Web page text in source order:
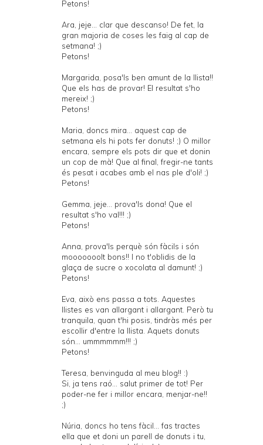
Petons!
Ara, jeje... clar que descanso! De fet, la
gran majoria de coses les faig al cap de
setmana! ;)
Petons!
Margarida, posa'ls ben amunt de la llista!!
Que els has de provar! El resultat s'ho
mereix! ;)
Petons!
Maria, doncs mira... aquest cap de
setmana els hi pots fer donuts! ;) O millor
encara, sempre els pots dir que et donin
un cop de mà! Que al final, fregir-ne tants
és pesat i acabes amb el nas ple d'oli! ;)
Petons!
Gemma, jeje... prova'ls dona! Que el
resultat s'ho val!!! ;)
Petons!
Anna, prova'ls perquè són fàcils i són
mooooooolt bons!! I no t'oblidis de la
glaça de sucre o xocolata al damunt! ;)
Petons!
Eva, això ens passa a tots. Aquestes
llistes es van allargant i allargant. Però tu
tranquila, quan t'hi posis, tindràs més per
escollir d'entre la llista. Aquets donuts
són... ummmmmm!!! ;)
Petons!
Teresa, benvinguda al meu blog!! :)
Si, ja tens raó... salut primer de tot! Per
poder-ne fer i millor encara, menjar-ne!!
;)
Núria, doncs ho tens fàcil... fas tractes
ella que et doni un parell de donuts i tu,